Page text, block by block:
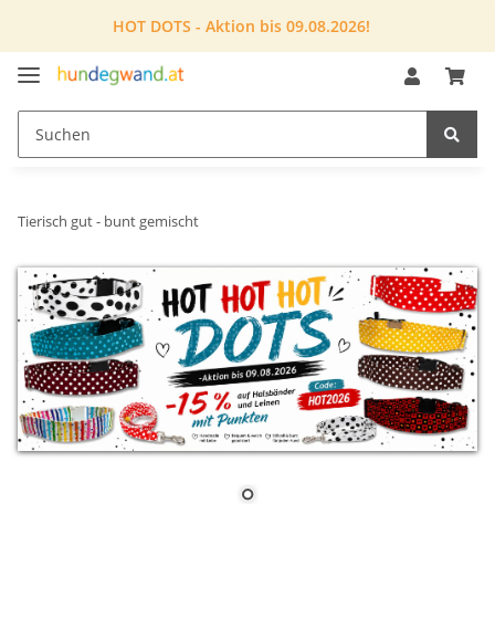
HOT DOTS - Aktion bis 09.08.2026!
Tierisch gut - bunt gemischt